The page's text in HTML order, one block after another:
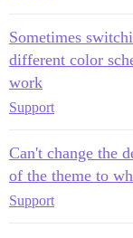
Sometimes
different color
work
Support
Can't change the
of the theme to
Support